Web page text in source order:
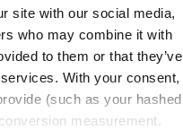
site with our social media,
who may combine it with
to them or that they’ve
With your consent,
(such as your hashed
measurement.